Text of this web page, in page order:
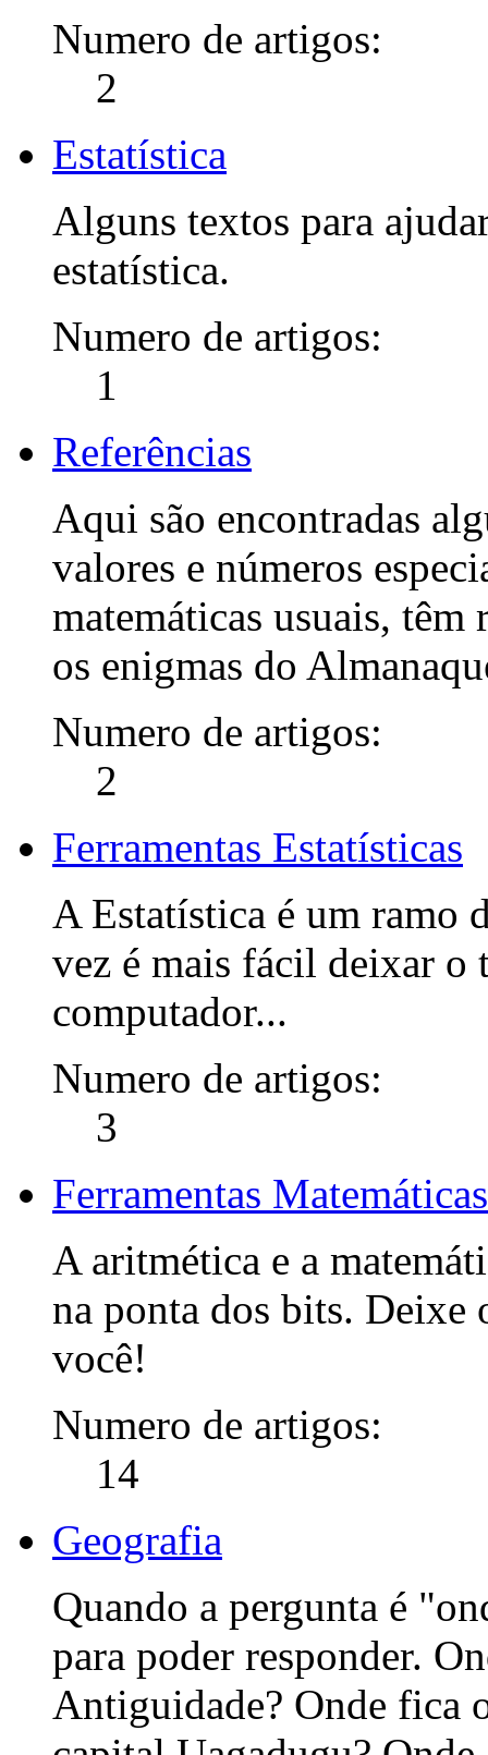
Numero de artigos:
2
Estatística
Alguns textos para
estatística.
Numero de artigos:
1
Referências
Aqui são encontradas
valores e números
matemáticas usuais,
os enigmas do
Numero de artigos:
2
Ferramentas Estatísticas
A Estatística é um ramo
vez é mais fácil deixar o
computador...
Numero de artigos:
3
Ferramentas Matemáticas
A aritmética e a
na ponta dos bits. Deixe
você!
Numero de artigos:
14
Geografia
Quando a pergunta é
para poder responder.
Antiguidade? Onde fica